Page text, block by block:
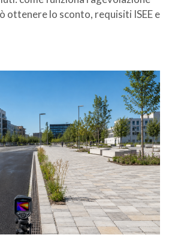
ottenere lo sconto, requisiti ISEE e